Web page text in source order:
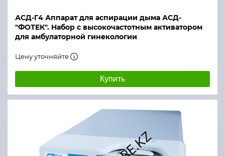
АСД-Г4 Аппарат для аспирации дыма АСД-
"ФОТЕК". Набор с высокочастотным активатором
для амбулаторной гинекологии
Цену уточняйте
Купить